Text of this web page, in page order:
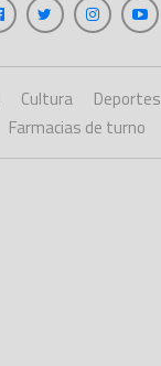
Cultura Deportes
Farmacias de turno